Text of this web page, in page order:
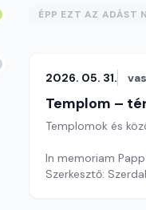
ÉPP EZT AZ ADÁST
2026. 05. 31.
Templom –
Templomok és
In memoriam
Szerkesztő: